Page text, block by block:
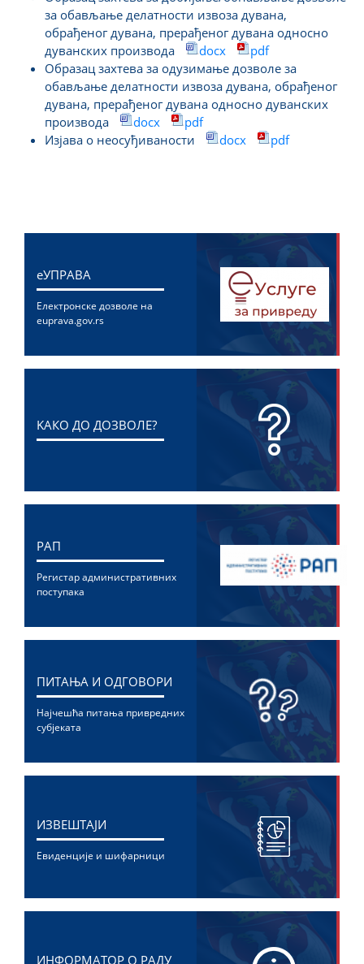
за обављање делатности извоза дувана,
обрађеног дувана, прерађеног дувана односно
дуванских производа
docx
pdf
Образац захтева за одузимање дозволе за
обављање делатности извоза дувана, обрађеног
дувана, прерађеног дувана односно дуванских
производа
docx
pdf
Изјава о неосуђиваности
docx pdf
eУПРАВА
Електронске дозволе на
euprava.gov.rs
KАКО ДО ДОЗВОЛЕ?
РАП
Регистар административних
поступака
ПИТАЊА И ОДГОВОРИ
Најчешћа питања привредних
субјеката
ИЗВЕШТАЈИ
Евиденције и шифарници
ИНФОРМАТОР О РАДУ